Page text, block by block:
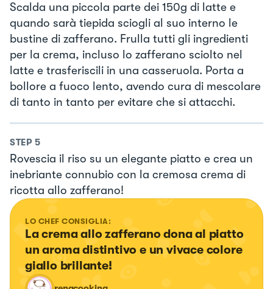
Scalda una piccola parte dei 150g di latte e
quando sarà tiepida sciogli al suo interno le
bustine di zafferano. Frulla tutti gli ingredienti
per la crema, incluso lo zafferano sciolto nel
latte e trasferiscili in una casseruola. Porta a
bollore a fuoco lento, avendo cura di mescolare
di tanto in tanto per evitare che si attacchi.
STEP 5
Rovescia il riso su un elegante piatto e crea un
inebriante connubio con la cremosa crema di
ricotta allo zafferano!
LO CHEF CONSIGLIA:
La crema allo zafferano dona al piatto
un aroma distintivo e un vivace colore
giallo brillante!